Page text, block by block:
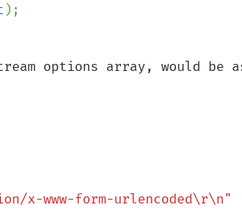
options array, would be
x-www-form-urlencoded\r\n"